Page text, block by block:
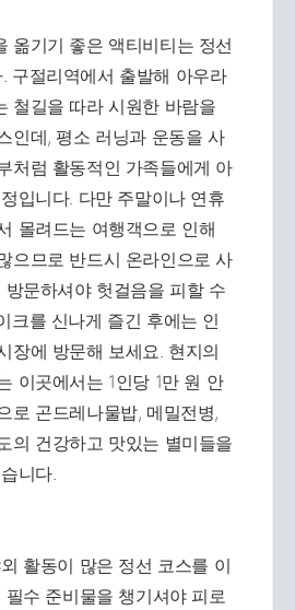
옮기기 좋은 액티비티는 정선
구절리역에서 출발해 아우라
철길을 따라 시원한 바람을
인데, 평소 러닝과 운동을 사
처럼 활동적인 가족들에게 아
입니다. 다만 주말이나 연휴
몰려드는 여행객으로 인해
으므로 반드시 온라인으로 사
문하셔야 헛걸음을 피할 수
크를 신나게 즐긴 후에는 인
장에 방문해 보세요. 현지의
이곳에서는 1인당 1만 원 안
로 곤드레나물밥, 메밀전병,
의 건강하고 맛있는 별미들을
니다.
활동이 많은 정선 코스를 이
수 준비물을 챙기셔야 피로